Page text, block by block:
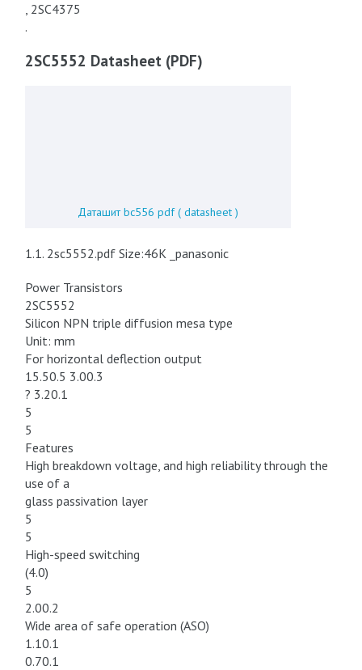
, 2SC4375
.
2SC5552 Datasheet (PDF)
Даташит bc556 pdf ( datasheet )
1.1. 2sc5552.pdf Size:46K _panasonic
Power Transistors
2SC5552
Silicon NPN triple diffusion mesa type
Unit: mm
For horizontal deflection output
15.50.5 3.00.3
? 3.20.1
5
5
Features
High breakdown voltage, and high reliability through the
use of a
glass passivation layer
5
5
High-speed switching
(4.0)
5
2.00.2
Wide area of safe operation (ASO)
1.10.1
0.70.1